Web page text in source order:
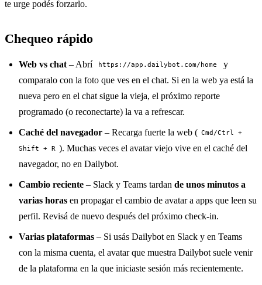
te urge podés forzarlo.
Chequeo rápido
Web vs chat – Abrí https://app.dailybot.com/home
y
comparalo con la foto que ves en el chat. Si en la web ya está la
nueva pero en el chat sigue la vieja, el próximo reporte
programado (o reconectarte) la va a refrescar.
Caché del navegador – Recarga fuerte la web ( Cmd/Ctrl +
Shift + R ). Muchas veces el avatar viejo vive en el caché del
navegador, no en Dailybot.
Cambio reciente – Slack y Teams tardan de unos minutos a
varias horas en propagar el cambio de avatar a apps que leen su
perfil. Revisá de nuevo después del próximo check-in.
Varias plataformas – Si usás Dailybot en Slack y en Teams
con la misma cuenta, el avatar que muestra Dailybot suele venir
de la plataforma en la que iniciaste sesión más recientemente.